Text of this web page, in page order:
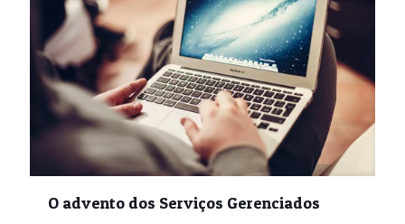
O advento dos Serviços Gerenciados